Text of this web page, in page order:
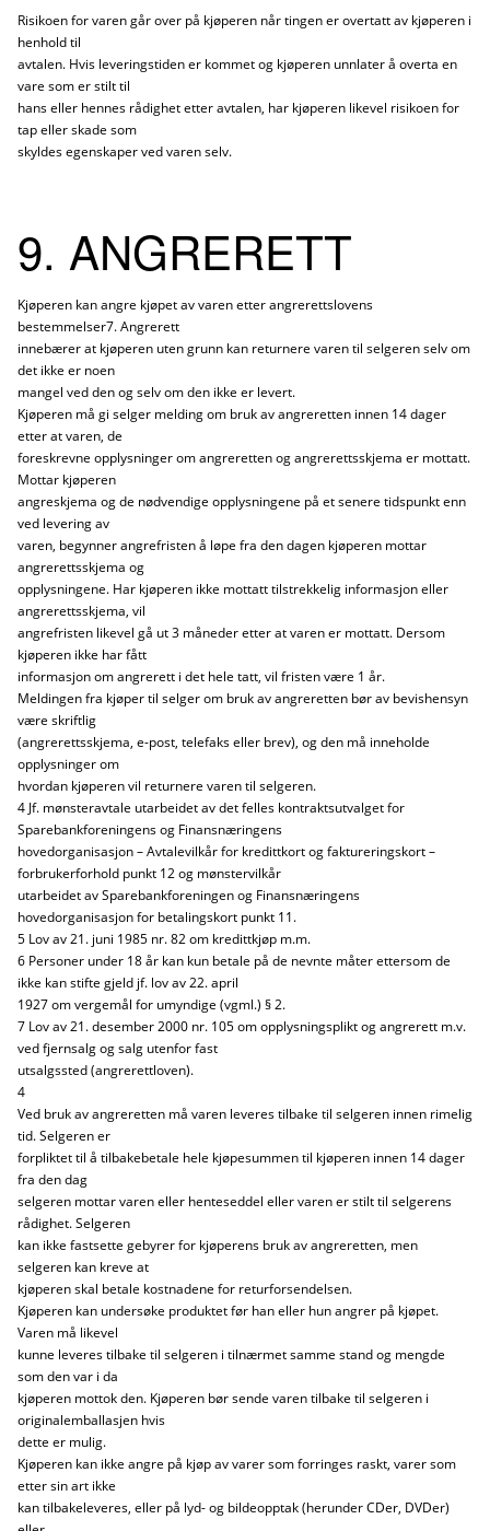
Risikoen for varen går over på kjøperen når tingen er overtatt av kjøperen i
henhold til
avtalen. Hvis leveringstiden er kommet og kjøperen unnlater å overta en
vare som er stilt til
hans eller hennes rådighet etter avtalen, har kjøperen likevel risikoen for
tap eller skade som
skyldes egenskaper ved varen selv.
9. ANGRERETT
Kjøperen kan angre kjøpet av varen etter angrerettslovens
bestemmelser7. Angrerett
innebærer at kjøperen uten grunn kan returnere varen til selgeren selv om
det ikke er noen
mangel ved den og selv om den ikke er levert.
Kjøperen må gi selger melding om bruk av angreretten innen 14 dager
etter at varen, de
foreskrevne opplysninger om angreretten og angrerettsskjema er mottatt.
Mottar kjøperen
angreskjema og de nødvendige opplysningene på et senere tidspunkt enn
ved levering av
varen, begynner angrefristen å løpe fra den dagen kjøperen mottar
angrerettsskjema og
opplysningene. Har kjøperen ikke mottatt tilstrekkelig informasjon eller
angrerettsskjema, vil
angrefristen likevel gå ut 3 måneder etter at varen er mottatt. Dersom
kjøperen ikke har fått
informasjon om angrerett i det hele tatt, vil fristen være 1 år.
Meldingen fra kjøper til selger om bruk av angreretten bør av bevishensyn
være skriftlig
(angrerettsskjema, e-post, telefaks eller brev), og den må inneholde
opplysninger om
hvordan kjøperen vil returnere varen til selgeren.
4 Jf. mønsteravtale utarbeidet av det felles kontraktsutvalget for
Sparebankforeningens og Finansnæringens
hovedorganisasjon – Avtalevilkår for kredittkort og faktureringskort –
forbrukerforhold punkt 12 og mønstervilkår
utarbeidet av Sparebankforeningen og Finansnæringens
hovedorganisasjon for betalingskort punkt 11.
5 Lov av 21. juni 1985 nr. 82 om kredittkjøp m.m.
6 Personer under 18 år kan kun betale på de nevnte måter ettersom de
ikke kan stifte gjeld jf. lov av 22. april
1927 om vergemål for umyndige (vgml.) § 2.
7 Lov av 21. desember 2000 nr. 105 om opplysningsplikt og angrerett m.v.
ved fjernsalg og salg utenfor fast
utsalgssted (angrerettloven).
4
Ved bruk av angreretten må varen leveres tilbake til selgeren innen rimelig
tid. Selgeren er
forpliktet til å tilbakebetale hele kjøpesummen til kjøperen innen 14 dager
fra den dag
selgeren mottar varen eller henteseddel eller varen er stilt til selgerens
rådighet. Selgeren
kan ikke fastsette gebyrer for kjøperens bruk av angreretten, men
selgeren kan kreve at
kjøperen skal betale kostnadene for returforsendelsen.
Kjøperen kan undersøke produktet før han eller hun angrer på kjøpet.
Varen må likevel
kunne leveres tilbake til selgeren i tilnærmet samme stand og mengde
som den var i da
kjøperen mottok den. Kjøperen bør sende varen tilbake til selgeren i
originalemballasjen hvis
dette er mulig.
Kjøperen kan ikke angre på kjøp av varer som forringes raskt, varer som
etter sin art ikke
kan tilbakeleveres, eller på lyd- og bildeopptak (herunder CDer, DVDer)